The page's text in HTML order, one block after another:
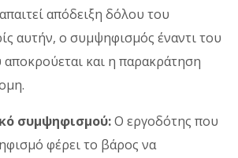
απόδειξη δόλου του
αυτήν, ο συμψηφισμός έναντι του
αποκρούεται και η παρακράτηση
συμψηφισμού:Ο εργοδότης που
φέρει το βάρος να